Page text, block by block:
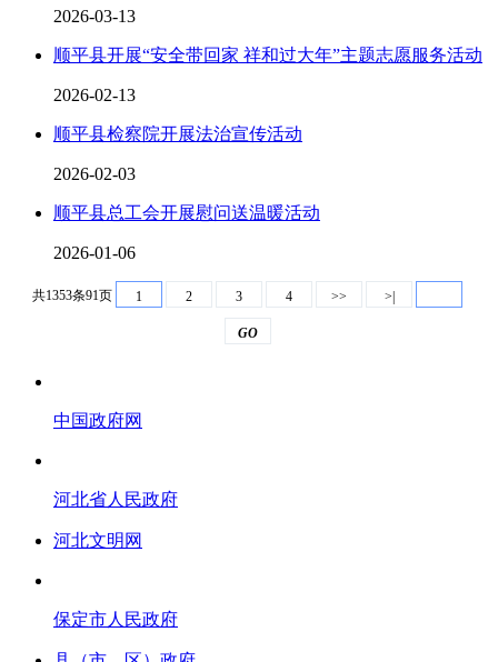
2026-03-13
顺平县开展“安全带回家 祥和过大年”主题志愿服务活动
2026-02-13
顺平县检察院开展法治宣传活动
2026-02-03
顺平县总工会开展慰问送温暖活动
2026-01-06
共1353条91页 1 2 3 4 >> >|
GO
中国政府网
河北省人民政府
河北文明网
保定市人民政府